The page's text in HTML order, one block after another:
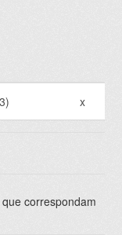
x
correspondam